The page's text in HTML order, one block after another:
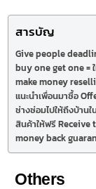
Others
สารบัญ
Give people
buy one get one =
make money
แนะนำเพื่อนมาซื้อ
ช่างซ่อมไปให้ถึงบ้า
สินค้าให้ฟรี Receive
money back